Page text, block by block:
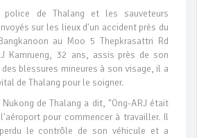
de Thalang et les sauveteurs
sur les lieux d'un accident près du
au Moo 5 Thepkrasattri Rd
Kamrueng, 32 ans, assis près de son
blessures mineures à son visage, il a
de Thalang pour le soigner.
de Thalang a dit, "Ong-ARJ était
pour commencer à travailler. Il
le contrôle de son véhicule et a